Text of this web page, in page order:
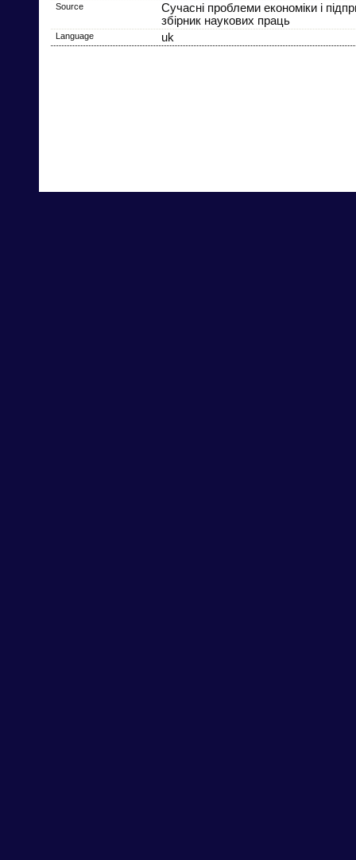
Source
Сучасні проблеми економіки і
збірник наукових праць
Language uk